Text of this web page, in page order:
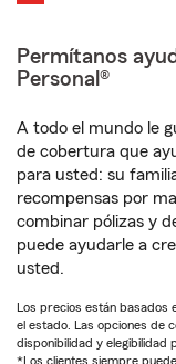
Permítanos
Personal®
A todo el mundo le
de cobertura que
para usted: su
recompensas por
combinar pólizas y
puede ayudarle a
usted.
Los precios están basados
el estado. Las opciones de
disponibilidad y elegibilidad
*Los clientes siempre